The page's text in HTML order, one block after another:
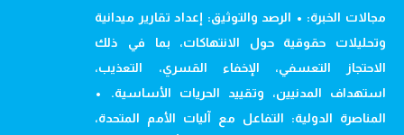
مجالات الخبرة: • الرصد والتوثيق: إعداد تقارير ميدانية
وتحليلات حقوقية حول الانتهاكات، بما في ذلك
الاحتجاز التعسفي، الإخفاء القسري، التعذيب،
استهداف المدنيين، وتقييد الحريات الأساسية. •
المناصرة الدولية: التفاعل مع آليات الأمم المتحدة،